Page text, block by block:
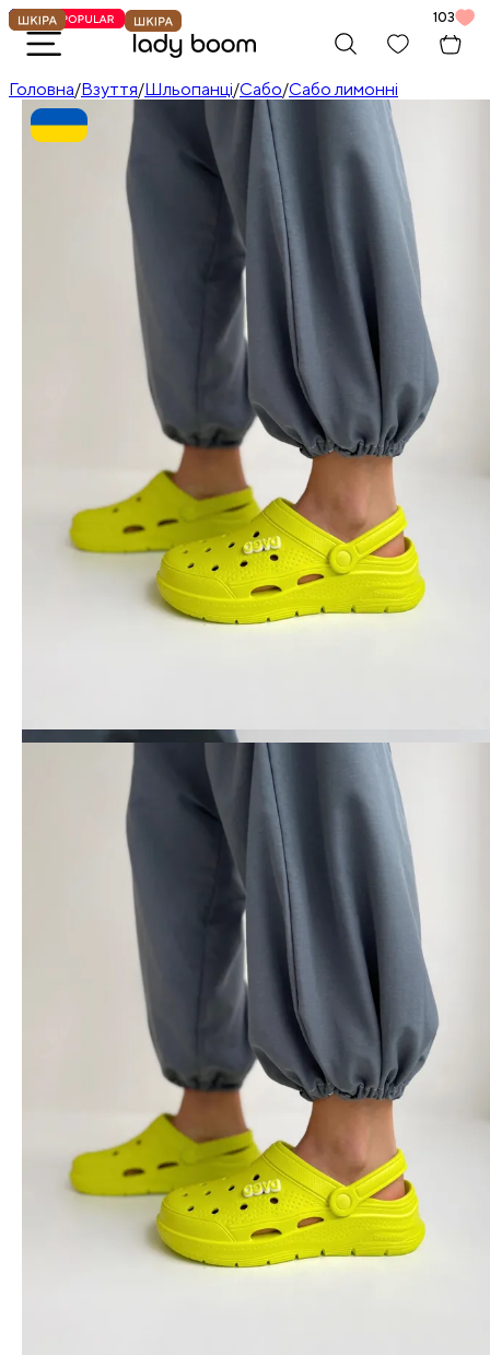
Головна/Взуття/Шльопанці/Сабо/Сабо лимонні
103